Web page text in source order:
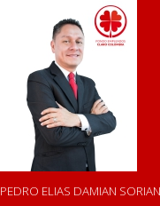
PEDRO ELIAS DAMIAN